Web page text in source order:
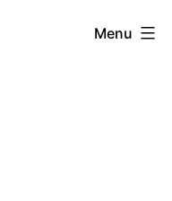
Menu